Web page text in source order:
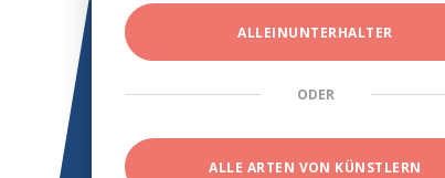
ALLEINUNTERHALTER
ODER
ALLE ARTEN VON KÜNSTLERN